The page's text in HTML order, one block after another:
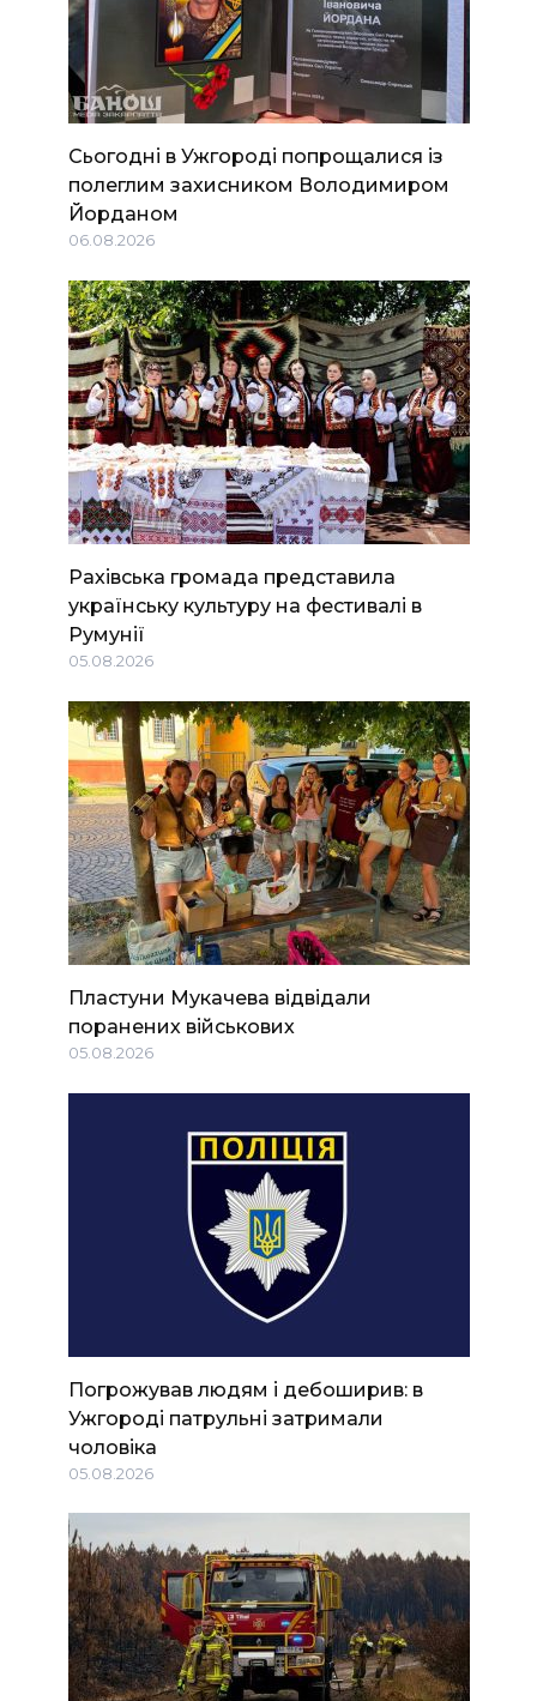
Сьогодні в Ужгороді попрощалися із
полеглим захисником Володимиром
Йорданом
06.08.2026
Рахівська громада представила
українську культуру на фестивалі в
Румунії
05.08.2026
Пластуни Мукачева відвідали
поранених військових
05.08.2026
Погрожував людям і дебоширив: в
Ужгороді патрульні затримали
чоловіка
05.08.2026